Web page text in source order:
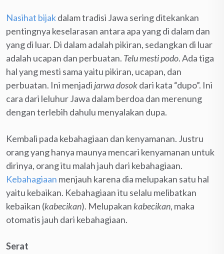
Nasihat bijakdalam tradisi Jawa sering ditekankan
pentingnya keselarasan antara apa yang di dalam dan
yang di luar. Di dalam adalah pikiran, sedangkan di luar
adalah ucapan dan perbuatan. Telu mesti podo. Ada tiga
hal yang mesti sama yaitu pikiran, ucapan, dan
perbuatan. Ini menjadi jarwa dosokdari kata “dupo”. Ini
cara dari leluhur Jawa dalam berdoa dan merenung
dengan terlebih dahulu menyalakan dupa.
Kembali pada kebahagiaan dan kenyamanan. Justru
orang yang hanya maunya mencari kenyamanan untuk
dirinya, orang itu malah jauh dari kebahagiaan.
Kebahagiaan menjauh karena dia melupakan satu hal
yaitu kebaikan. Kebahagiaan itu selalu melibatkan
kebaikan (kabecikan). Melupakan kabecikan, maka
otomatis jauh dari kebahagiaan.
Serat